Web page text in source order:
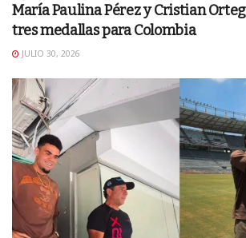
María Paulina Pérez y Cristian
tres medallas para Colombia
JULIO 30, 2026